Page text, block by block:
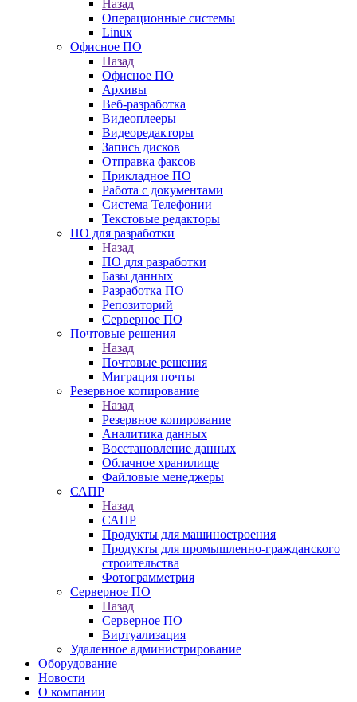
Назад
Операционные системы
Linux
Офисное ПО
Назад
Офисное ПО
Архивы
Веб-разработка
Видеоплееры
Видеоредакторы
Запись дисков
Отправка факсов
Прикладное ПО
Работа с документами
Система Телефонии
Текстовые редакторы
ПО для разработки
Назад
ПО для разработки
Базы данных
Разработка ПО
Репозиторий
Серверное ПО
Почтовые решения
Назад
Почтовые решения
Миграция почты
Резервное копирование
Назад
Резервное копирование
Аналитика данных
Восстановление данных
Облачное хранилище
Файловые менеджеры
САПР
Назад
САПР
Продукты для машиностроения
Продукты для промышленно-гражданского
строительства
Фотограмметрия
Серверное ПО
Назад
Серверное ПО
Виртуализация
Удаленное администрирование
Оборудование
Новости
О компании